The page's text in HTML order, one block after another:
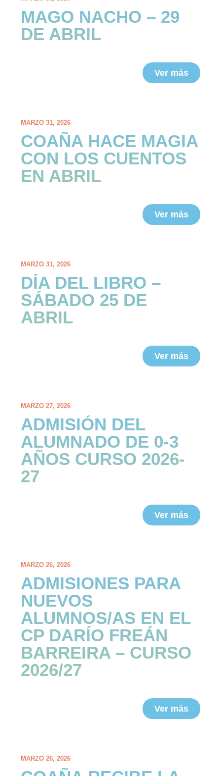
MAGO NACHO – 29
DE ABRIL
Ver más
MARZO 31, 2026
COAÑA HACE MAGIA
CON LOS CUENTOS
EN ABRIL
Ver más
MARZO 31, 2026
DÍA DEL LIBRO –
SÁBADO 25 DE
ABRIL
Ver más
MARZO 27, 2026
ADMISIÓN DEL
ALUMNADO DE 0-3
AÑOS CURSO 2026-
27
Ver más
MARZO 26, 2026
ADMISIONES PARA
NUEVOS
ALUMNOS/AS EN EL
CP DARÍO FREÁN
BARREIRA – CURSO
2026/27
Ver más
MARZO 26, 2026